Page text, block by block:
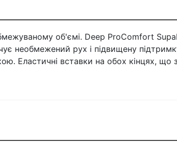
об'ємі. Deep ProComfort
необмежений рух і підвищену
Еластичні вставки на обох кінцях, що